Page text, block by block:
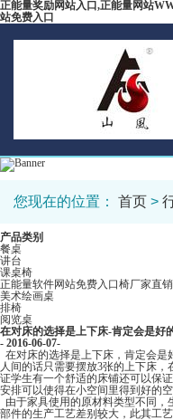
正能量奖励网站入口,正能量网站
站免费入口
您现在的位置： 首页 >
产品类别
餐桌
讲台
课桌椅
正能量软件网站免费入口椅厂家直
美术绘画桌
排椅
阅览桌
在对床的选择是上下床-肯定会是好
- 2016-06-07-
在对床的选择是上下床，肯定会是
人间的话只需要摆放3张的上下床
证学生有一个舒适的床铺还可以保证
安排可以使得在小空间里得到好的空间
由于家具使用的原材料类型不同
部件的生产工艺差别较大，此其